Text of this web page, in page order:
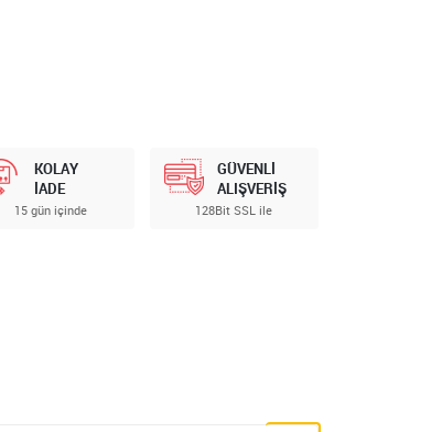
KOLAY
İADE
15 gün içinde
GÜVENLİ
ALIŞVERİŞ
128Bit SSL ile